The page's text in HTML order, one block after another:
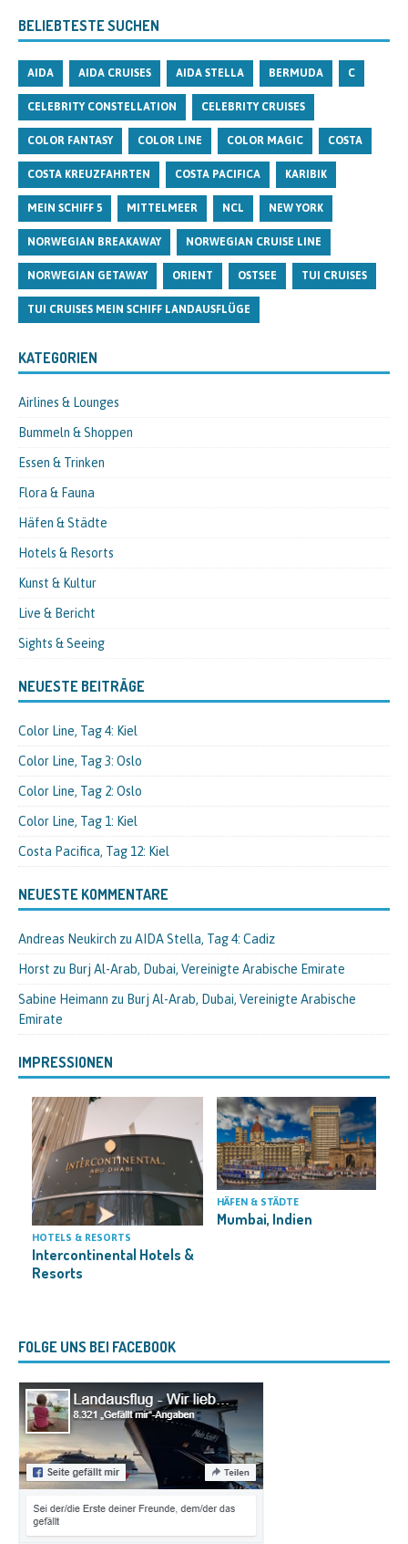
BELIEBTESTE SUCHEN
AIDA AIDA CRUISES AIDA STELLA BERMUDA C
CELEBRITY CONSTELLATION CELEBRITY CRUISES
COLOR FANTASY COLOR LINE COLOR MAGIC COSTA
COSTA KREUZFAHRTEN COSTA PACIFICA KARIBIK
MEIN SCHIFF 5 MITTELMEER NCL NEW YORK
NORWEGIAN BREAKAWAY NORWEGIAN CRUISE LINE
NORWEGIAN GETAWAY ORIENT OSTSEE TUI CRUISES
TUI CRUISES MEIN SCHIFF LANDAUSFLÜGE
KATEGORIEN
Airlines & Lounges
Bummeln & Shoppen
Essen & Trinken
Flora & Fauna
Häfen & Städte
Hotels & Resorts
Kunst & Kultur
Live & Bericht
Sights & Seeing
NEUESTE BEITRÄGE
Color Line, Tag 4: Kiel
Color Line, Tag 3: Oslo
Color Line, Tag 2: Oslo
Color Line, Tag 1: Kiel
Costa Pacifica, Tag 12: Kiel
NEUESTE KOMMENTARE
Andreas Neukirch zuAIDA Stella, Tag 4: Cadiz
Horst zu Burj Al-Arab, Dubai, Vereinigte Arabische Emirate
Sabine Heimann zu Burj Al-Arab, Dubai, Vereinigte Arabische
Emirate
IMPRESSIONEN
HOTELS & RESORTS
Intercontinental Hotels &
Resorts
HÄFEN & STÄDTE
Mumbai, Indien
FOLGE UNS BEI FACEBOOK